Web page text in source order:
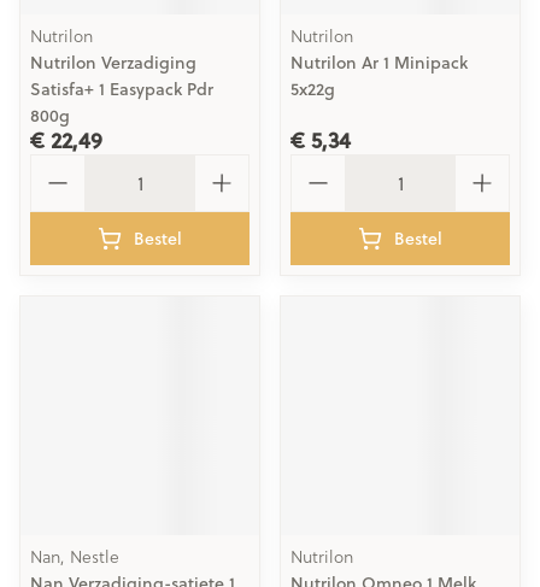
Nutrilon
Nutrilon Verzadiging
Satisfa+ 1 Easypack Pdr
800g
€ 22,49
Bestel
Nutrilon
Nutrilon Ar 1 Minipack
5x22g
€ 5,34
Bestel
Nan, Nestle
Nutrilon